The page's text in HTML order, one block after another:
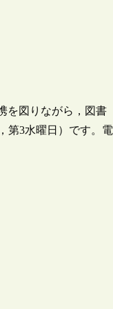
を図りながら，図書
第3水曜日）です。電